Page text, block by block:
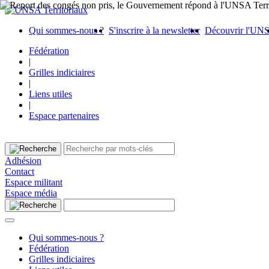
Qui sommes-nous ? S'inscrire à la newsletter Découvrir
Fédération
|
Grilles indiciaires
|
Liens utiles
|
Espace partenaires
Adhésion
Contact
Espace militant
Espace média
Qui sommes-nous ?
Fédération
Grilles indiciaires